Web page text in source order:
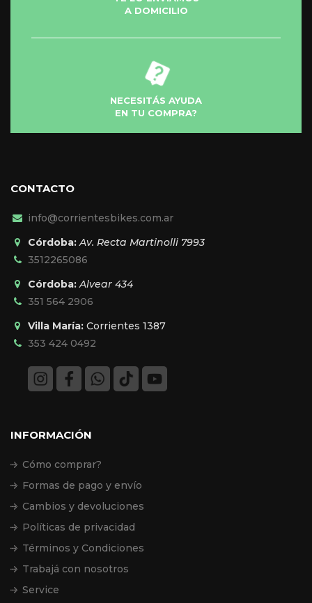
A DOMICILIO
NECESITÁS AYUDA
EN TU COMPRA?
CONTACTO
info@corrientesbikes.com.ar
Córdoba:Av. Recta Martinolli 7993
3512265086
Córdoba:Alvear 434
351 564 2906
Villa María: Corrientes 1387
353 424 0492
INFORMACIÓN
Cómo comprar?
Formas de pago y envío
Cambios y devoluciones
Políticas de privacidad
Términos y Condiciones
Trabajá con nosotros
Service